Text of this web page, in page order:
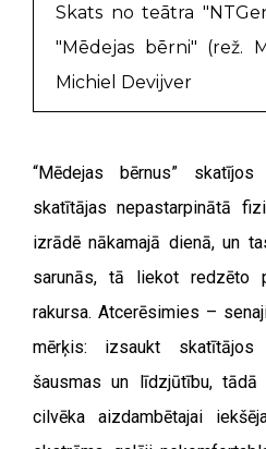
Skats no teātra
"Mēdejas bērni" (rež.
Michiel Devijver
“Mēdejas bērnus”
skatītājas nepastarpinātā
izrādē nākamajā dienā, un
sarunās, tā liekot
rakursa. Atcerēsimies –
mērķis: izsaukt
šausmas un līdzjūtību,
cilvēka aizdambētajai